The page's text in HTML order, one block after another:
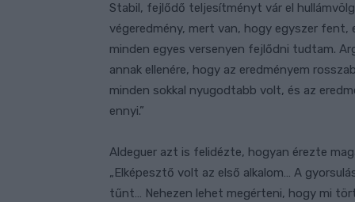
Stabil, fejlődő teljesítményt vár el
végeredmény, mert van, hogy egyszer
minden egyes versenyen fejlődni tudtam.
annak ellenére, hogy az eredményem
minden sokkal nyugodtabb volt, és az
ennyi.”
Aldeguer azt is felidézte, hogyan érezte
„Elképesztő volt az első alkalom… A
tűnt… Nehezen lehet megérteni, hogy mi